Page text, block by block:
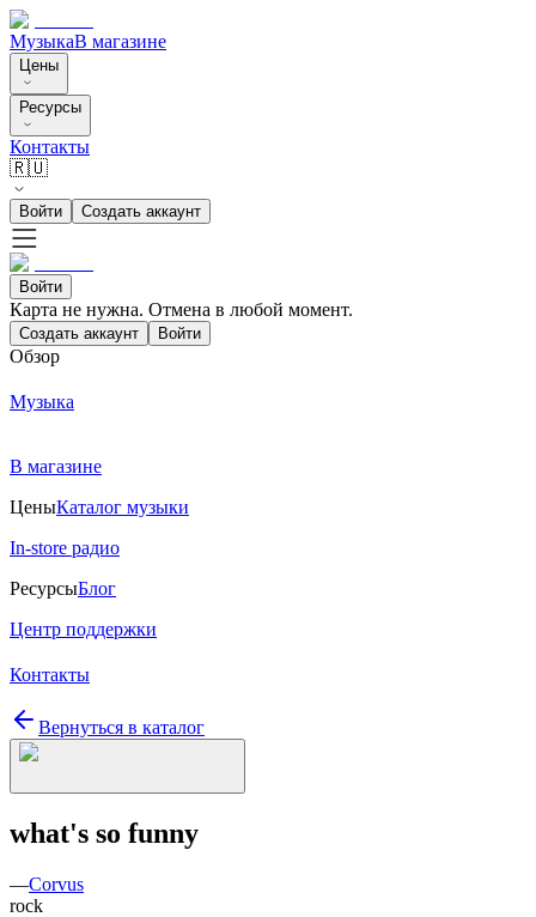
МузыкаВ магазине
Цены
Ресурсы
Контакты
🇷🇺
Войти Создать аккаунт
Войти
Карта не нужна. Отмена в любой момент.
Создать аккаунт Войти
Обзор
Музыка
В магазине
ЦеныКаталог музыки
In-store радио
РесурсыБлог
Центр поддержки
Контакты
Вернуться в каталог
what's so funny
—Corvus
rock